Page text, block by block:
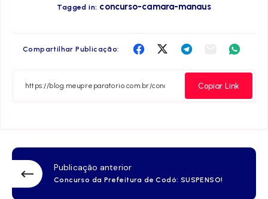
Tagged in: concurso-camara-manaus
Compartilhar Publicação:
Compartilha
Facebook
CompartilhaCompartilha
Telegram
Compartilha
Email
Copiar Link
Publicação anterior
Concurso da Prefeitura de Codó: SUSPENSO!